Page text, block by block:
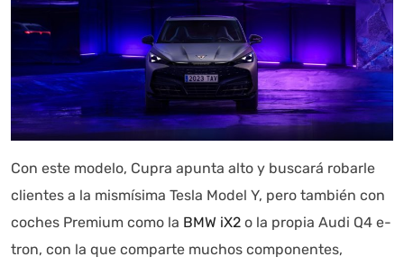
Con este modelo, Cupra apunta alto y buscará robarle
clientes a la mismísima Tesla Model Y, pero también con
coches Premium como la BMW iX2 o la propia Audi Q4 e-
tron, con la que comparte muchos componentes,